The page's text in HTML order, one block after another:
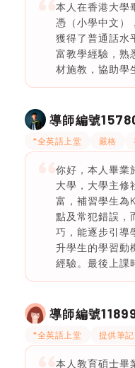
本人在香港大學
憑（小學中文）
獲得了普通話水
富教學經驗，熟
材施教，協助學
導師編號
*全英語上堂 嚴格
你好，本人畢業
大學，大學主修
富，補習學生為
點及常犯錯誤，
巧，能逐步引導
升學生的學習動
經驗。最後上課
導師編號
*全英語上堂 提供筆記
本人教育碩士畢